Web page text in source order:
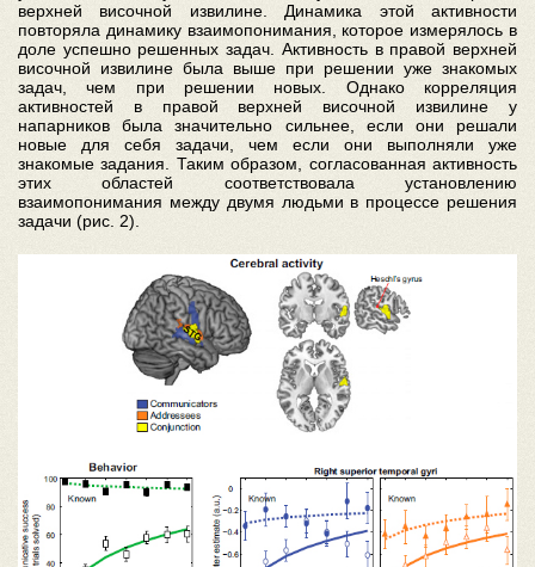
верхней височной извилине. Динамика этой активности
повторяла динамику взаимопонимания, которое измерялось в
доле успешно решенных задач. Активность в правой верхней
височной извилине была выше при решении уже знакомых
задач, чем при решении новых. Однако корреляция
активностей в правой верхней височной извилине у
напарников была значительно сильнее, если они решали
новые для себя задачи, чем если они выполняли уже
знакомые задания. Таким образом, согласованная активность
этих областей соответствовала установлению
взаимопонимания между двумя людьми в процессе решения
задачи (рис. 2).